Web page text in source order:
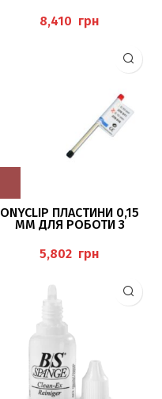
ERKODENT
грн
ONYCLIP ПЛАСТИНИ 0,15
ММ ДЛЯ РОБОТИ З
ERKODENT
грн